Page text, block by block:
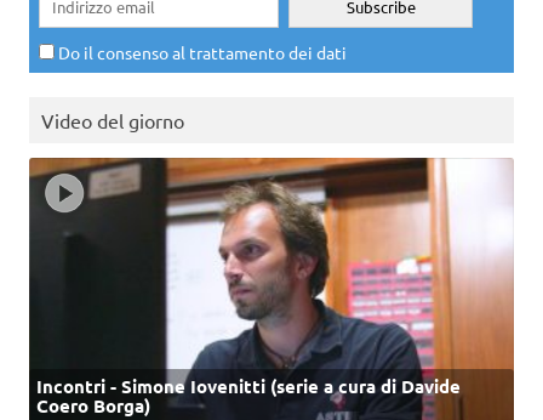
Do il consenso al trattamento dei dati
Video del giorno
Incontri - Simone Iovenitti (serie a cura di Davide
Coero Borga)